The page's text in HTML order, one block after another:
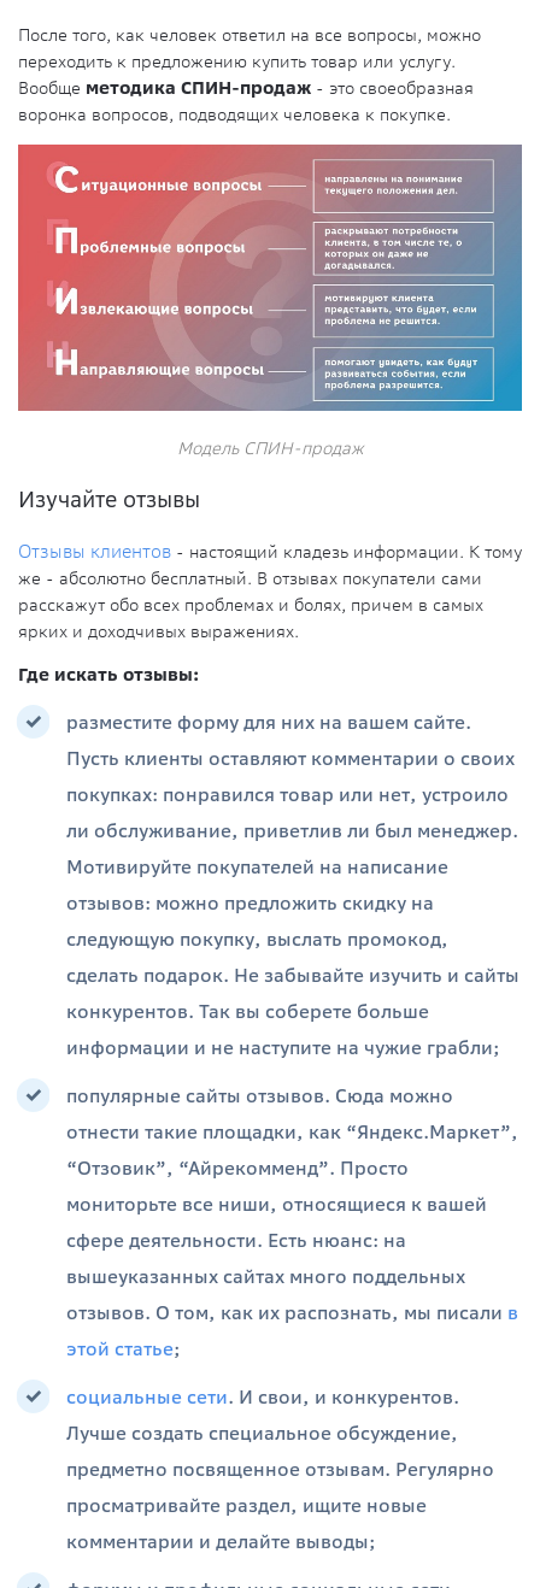
После того, как человек ответил на все вопросы, можно
переходить к предложению купить товар или услугу.
Вообще методика СПИН-продаж - это своеобразная
воронка вопросов, подводящих человека к покупке.
Модель СПИН-продаж
Изучайте отзывы
Отзывы клиентов - настоящий кладезь информации. К тому
же - абсолютно бесплатный. В отзывах покупатели сами
расскажут обо всех проблемах и болях, причем в самых
ярких и доходчивых выражениях.
Где искать отзывы:
разместите форму для них на вашем сайте.
Пусть клиенты оставляют комментарии о своих
покупках: понравился товар или нет, устроило
ли обслуживание, приветлив ли был менеджер.
Мотивируйте покупателей на написание
отзывов: можно предложить скидку на
следующую покупку, выслать промокод,
сделать подарок. Не забывайте изучить и сайты
конкурентов. Так вы соберете больше
информации и не наступите на чужие грабли;
популярные сайты отзывов. Сюда можно
отнести такие площадки, как “Яндекс.Маркет”,
“Отзовик”, “Айрекомменд”. Просто
мониторьте все ниши, относящиеся к вашей
сфере деятельности. Есть нюанс: на
вышеуказанных сайтах много поддельных
отзывов. О том, как их распознать, мы писали в
этой статье;
социальные сети. И свои, и конкурентов.
Лучше создать специальное обсуждение,
предметно посвященное отзывам. Регулярно
просматривайте раздел, ищите новые
комментарии и делайте выводы;